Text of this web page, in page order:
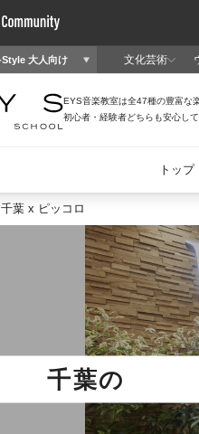
千葉 x ピッコロ
千葉の